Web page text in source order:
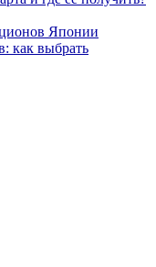
Японии
как выбрать